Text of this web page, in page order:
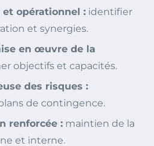
opérationnel : identifier
et synergies.
en œuvre de la
objectifs et capacités.
des risques :
de contingence.
renforcée : maintien de la
et interne.